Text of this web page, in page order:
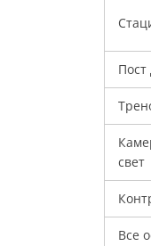
свет
Все